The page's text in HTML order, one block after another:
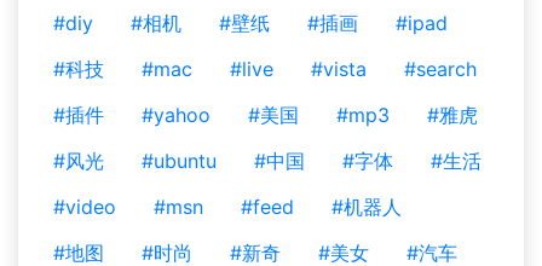
#diy
#相机 #壁纸 #插画
#ipad
#科技
#mac #live #vista
#search
#插件
#yahoo #美国 #mp3
#雅虎
#风光
#ubuntu #中国 #字体
#生活
#video
#msn #feed
#机器人
#地图
#时尚 #新奇 #美女
#汽车